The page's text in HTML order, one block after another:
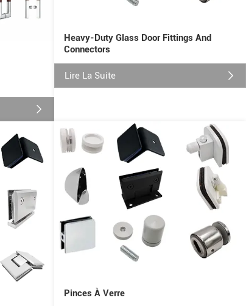
Heavy-Duty Glass Door Fittings And
Connectors
Lire La Suite
Pinces À Verre